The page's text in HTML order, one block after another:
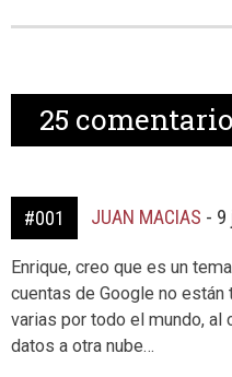
25
#001 JUAN MACIAS - 9
Enrique, creo que es un
cuentas de Google no
varias por todo el mundo, al
datos a otra nube…